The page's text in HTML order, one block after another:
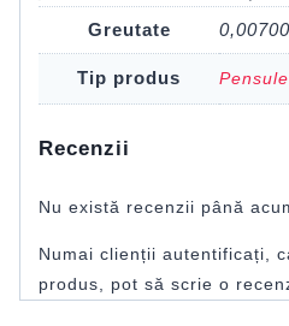
Greutate
Tip produs
Recenzii
Nu există recenzii până
Numai clienții autentificați,
produs, pot să scrie o